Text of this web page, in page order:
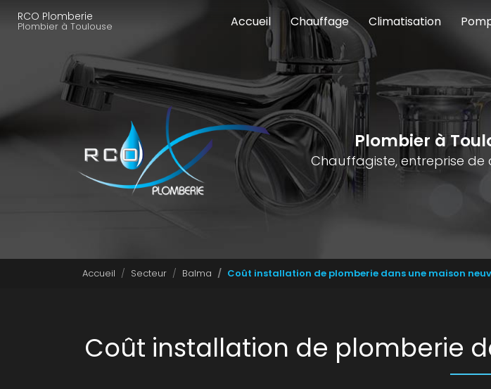
RCO Plomberie
Plombier à Toulouse
Accueil
Chauffage Climatisation
Plombier à
Chauffagiste, entreprise de
Accueil Secteur Balma Coût installation de plomberie dans une maison
Coût installation de plomberie